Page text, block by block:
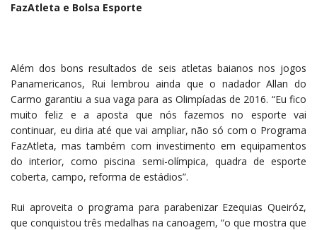
FazAtleta e Bolsa Esporte
Além dos bons resultados de seis atletas baianos nos jogos
Panamericanos, Rui lembrou ainda que o nadador Allan do
Carmo garantiu a sua vaga para as Olimpíadas de 2016. “Eu fico
muito feliz e a aposta que nós fazemos no esporte vai
continuar, eu diria até que vai ampliar, não só com o Programa
FazAtleta, mas também com investimento em equipamentos
do interior, como piscina semi-olímpica, quadra de esporte
coberta, campo, reforma de estádios”.
Rui aproveita o programa para parabenizar Ezequias Queiróz,
que conquistou três medalhas na canoagem, “o que mostra que